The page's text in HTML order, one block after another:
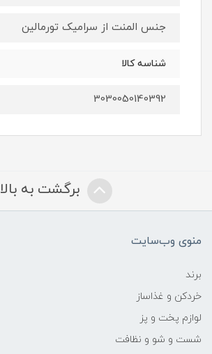
جنس المنت از سرامیک تورمالین
شناسه کالا
3030050140392
برگشت به بالا
منوی وب‌سایت
برند
خردکن و غذاساز
لوازم پخت و پز
شست و شو و نظافت